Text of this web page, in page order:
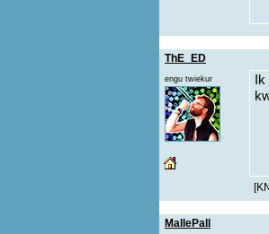
ThE_ED
engu twiekur
MallePall